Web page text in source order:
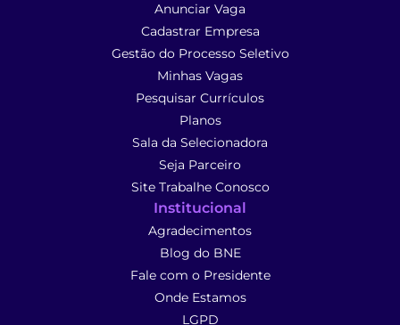
Anunciar Vaga
Cadastrar Empresa
Gestão do Processo Seletivo
Minhas Vagas
Pesquisar Currículos
Planos
Sala da Selecionadora
Seja Parceiro
Site Trabalhe Conosco
Institucional
Agradecimentos
Blog do BNE
Fale com o Presidente
Onde Estamos
LGPD